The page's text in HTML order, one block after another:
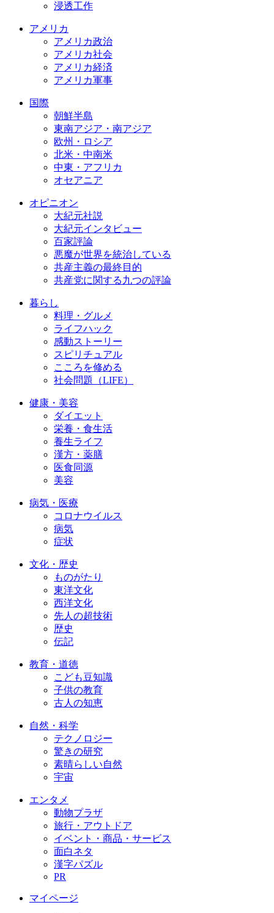
浸透工作
アメリカ
アメリカ政治
アメリカ社会
アメリカ経済
アメリカ軍事
国際
朝鮮半島
東南アジア・南アジア
欧州・ロシア
北米・中南米
中東・アフリカ
オセアニア
オピニオン
大紀元社説
大紀元インタビュー
百家評論
悪魔が世界を統治している
共産主義の最終目的
共産党に関する九つの評論
暮らし
料理・グルメ
ライフハック
感動ストーリー
スピリチュアル
こころを修める
社会問題（LIFE）
健康・美容
ダイエット
栄養・食生活
養生ライフ
漢方・薬膳
医食同源
美容
病気・医療
コロナウイルス
病気
症状
文化・歴史
ものがたり
東洋文化
西洋文化
先人の超技術
歴史
伝記
教育・道徳
こども豆知識
子供の教育
古人の知恵
自然・科学
テクノロジー
驚きの研究
素晴らしい自然
宇宙
エンタメ
動物プラザ
旅行・アウトドア
イベント・商品・サービス
面白ネタ
漢字パズル
PR
マイページ